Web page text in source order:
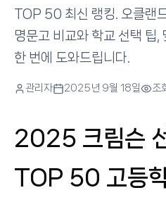
TOP 50 최신 랭킹. 오클랜
명문고 비교와 학교 선택 팁
한 번에 도와드립니다.
관리자 2025년 9월 18일 조
2025 크림슨
TOP 50 고등